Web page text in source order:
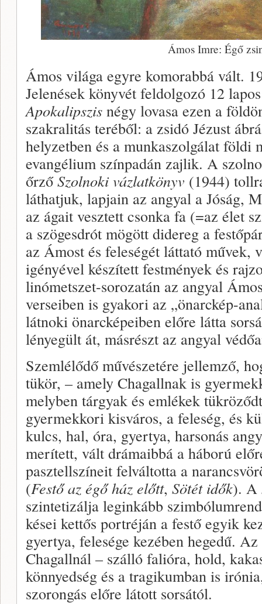
Ámos Imre: Égő
Ámos világa egyre komorabbá vált.
Jelenések könyvét feldolgozó 12
Apokalipszis négy lovasa ezen a
szakralitás teréből: a zsidó Jézust
helyzetben és a munkaszolgálat földi
evangélium színpadán zajlik. A
őrzőSzolnoki vázlatkönyv (1944)
láthatjuk, lapjain az angyal a Jóság,
az ágait vesztett csonka fa (=az élet
a szögesdrót mögött didereg a
az Ámost és feleségét láttató művek,
igényével készített festmények és
linómetszet-sorozatán az angyal
verseiben is gyakori az „önarckép-
látnoki önarcképeiben előre látta
lényegült át, másrészt az angyal
Szemlélődő művészetére jellemző,
tükör, – amely Chagallnak is
melyben tárgyak és emlékek
gyermekkori kisváros, a feleség, és
kulcs, hal, óra, gyertya, harsonás
merített, vált drámaibbá a háború
pasztellszíneit felváltotta a
(Festő az égő ház előtt, Sötét idők). A
szintetizálja leginkább
kései kettős portréján a festő egyik
gyertya, felesége kezében hegedű.
Chagallnál – szálló falióra, hold,
könnyedség és a tragikumban is
szorongás előre látott sorsától.